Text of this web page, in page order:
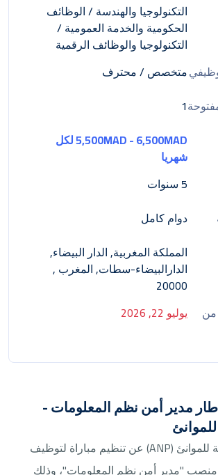
التكنولوجيا والهندسة/الوظائف
الحكومية والخدمة العمومية/
التكنولوجيا والوظائف الرقمية
متخصص / محترف
1
5,500MAD - 6,500MAD لكل
شهريا
5 سنوات
دوام كامل
المملكة المغربية, الدار البيضاء,
الدارالبيضاء-سطات, المغرب ,
20000
من
يوليو 22, 2026
مدير أمن نظم المعلومات -
تعلن الوكالة الوطنية للموانئ (ANP) عن تنظيم مباراة لتوظيف
(01) في منصب "مدير أمن نظم المعلومات"، وذلك